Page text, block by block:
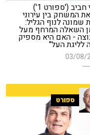
מוטי חביב ('ספורט 1')
המשחק בין עירוני
שמונה לנוף הגליל:
השאלה המרחף מעל
- האם היא מספיק
לליגת העל"
03/08/
ספורט